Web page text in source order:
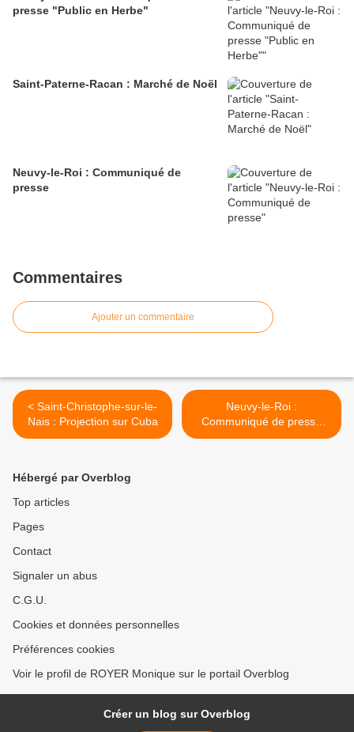
presse "Public en Herbe"
Saint-Paterne-Racan : Marché de Noël
Neuvy-le-Roi : Communiqué de
presse
Commentaires
Ajouter un commentaire
< Saint-Christophe-sur-le-
Nais : Projection sur Cuba
Neuvy-le-Roi :
Communiqué de presse
"Public en Herbe" >
Hébergé par Overblog
Top articles
Pages
Contact
Signaler un abus
C.G.U.
Cookies et données personnelles
Préférences cookies
Voir le profil de ROYER Monique sur le portail Overblog
Créer un blog sur Overblog